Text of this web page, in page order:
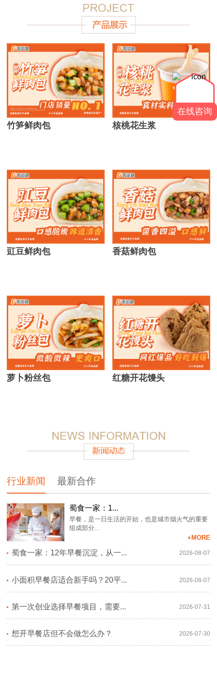
竹笋鲜肉包 核桃花生浆
豇豆鲜肉包 香菇鲜肉包
萝卜粉丝包 红糖开花馒头
行业新闻 最新合作
蜀食一家：1...
早餐，是一日生活的开始，也是城市烟火气的重要
组成部分...
+MORE
蜀食一家：12年早餐沉淀，从一... 2026-08-07
小面积早餐店适合新手吗？20平... 2026-08-07
第一次创业选择早餐项目，需要... 2026-07-31
想开早餐店但不会做怎么办？ 2026-07-30
在线咨询